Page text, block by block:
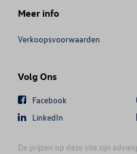
Meer info
Verkoopsvoorwaarden
Volg Ons
Facebook
LinkedIn
De prijzen op deze site zijn